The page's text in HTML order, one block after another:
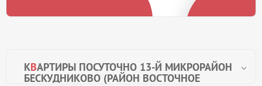
КВАРТИРЫ ПОСУТОЧНО 13-Й МИКРОРАЙОН
БЕСКУДНИКОВО (РАЙОН ВОСТОЧНОЕ